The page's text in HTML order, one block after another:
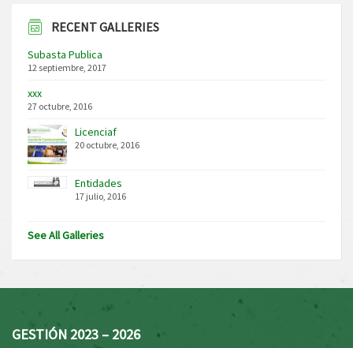
RECENT GALLERIES
Subasta Publica
12 septiembre, 2017
xxx
27 octubre, 2016
Licenciaf
20 octubre, 2016
Entidades
17 julio, 2016
See All Galleries
GESTIÓN 2023 – 2026